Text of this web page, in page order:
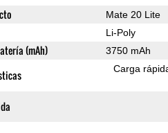
Mate 20 Lite
Li-Poly
(mAh) 3750 mAh
Carga